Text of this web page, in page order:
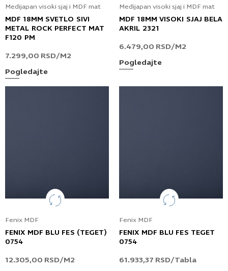
Medijapan visoki sjaj i MDF mat
MDF 18MM SVETLO SIVI
METAL ROCK PERFECT MAT
F120 PM
7.299,00 RSD/M2
Pogledajte
Medijapan visoki sjaj i MDF mat
MDF 18MM VISOKI SJAJ BELA
AKRIL 2321
6.479,00 RSD/M2
Pogledajte
Fenix MDF
FENIX MDF BLU FES (TEGET)
0754
12.305,00 RSD/M2
Fenix MDF
FENIX MDF BLU FES TEGET
0754
61.933,37 RSD/Tabla